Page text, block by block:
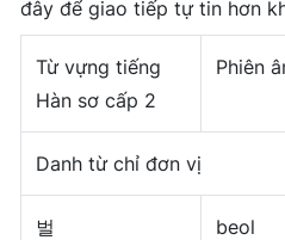
đây để giao tiếp tự tin hơn
Từ vựng tiếng
Hàn sơ cấp 2
Phiên
Danh từ chỉ đơn vị
벌 beol